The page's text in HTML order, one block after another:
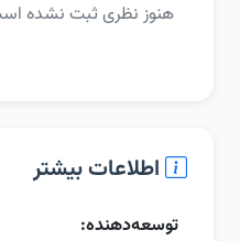
هنوز نظری ثبت نشده
اطلاعات بیشتر
توسعه‌دهنده: